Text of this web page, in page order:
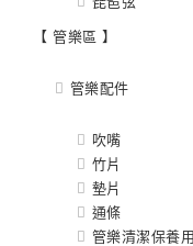
【 管樂區 】
管樂配件
吹嘴
竹片
墊片
通條
管樂清潔保養